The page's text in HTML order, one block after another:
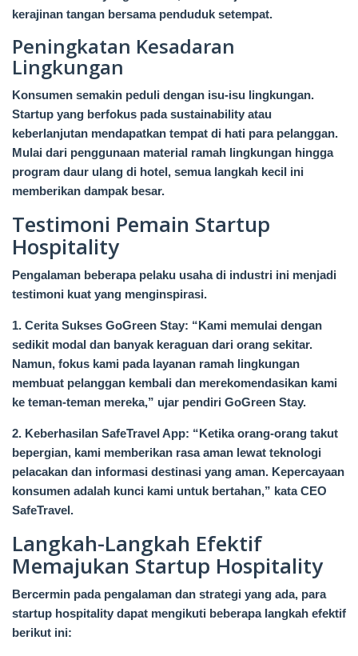
kerajinan tangan bersama penduduk setempat.
Peningkatan Kesadaran
Lingkungan
Konsumen semakin peduli dengan isu-isu lingkungan.
Startup yang berfokus pada sustainability atau
keberlanjutan mendapatkan tempat di hati para pelanggan.
Mulai dari penggunaan material ramah lingkungan hingga
program daur ulang di hotel, semua langkah kecil ini
memberikan dampak besar.
Testimoni Pemain Startup
Hospitality
Pengalaman beberapa pelaku usaha di industri ini menjadi
testimoni kuat yang menginspirasi.
1. Cerita Sukses GoGreen Stay: “Kami memulai dengan
sedikit modal dan banyak keraguan dari orang sekitar.
Namun, fokus kami pada layanan ramah lingkungan
membuat pelanggan kembali dan merekomendasikan kami
ke teman-teman mereka,” ujar pendiri GoGreen Stay.
2. Keberhasilan SafeTravel App: “Ketika orang-orang takut
bepergian, kami memberikan rasa aman lewat teknologi
pelacakan dan informasi destinasi yang aman. Kepercayaan
konsumen adalah kunci kami untuk bertahan,” kata CEO
SafeTravel.
Langkah-Langkah Efektif
Memajukan Startup Hospitality
Bercermin pada pengalaman dan strategi yang ada, para
startup hospitality dapat mengikuti beberapa langkah efektif
berikut ini: